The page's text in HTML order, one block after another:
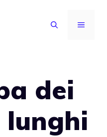
MENU
dei
lunghi